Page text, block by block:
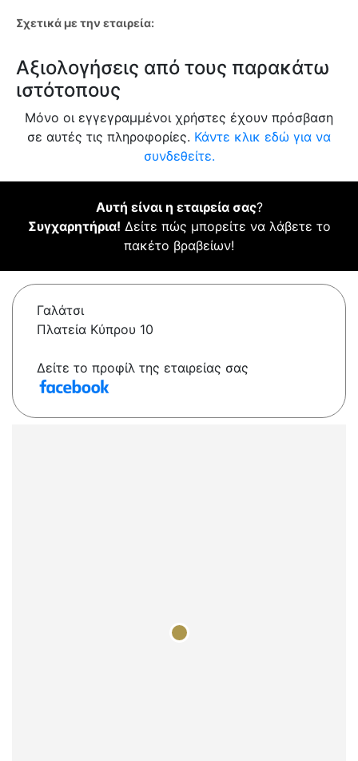
Σχετικά με την εταιρεία:
Αξιολογήσεις από τους παρακάτω
ιστότοπους
Μόνο οι εγγεγραμμένοι χρήστες έχουν πρόσβαση
σε αυτές τις πληροφορίες. Κάντε κλικ εδώ για να
συνδεθείτε.
Αυτή είναι η εταιρεία σας?
Συγχαρητήρια! Δείτε πώς μπορείτε να λάβετε το
πακέτο βραβείων!
Γαλάτσι
Πλατεία Κύπρου 10
Δείτε το προφίλ της εταιρείας σας